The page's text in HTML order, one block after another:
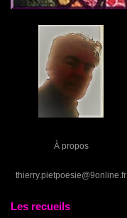
À propos
thierry.pietpoesie@9online.fr
Les recueils